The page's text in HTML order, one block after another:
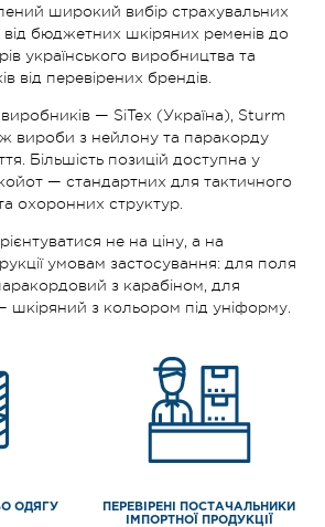
широкий вибір страхувальних
бюджетних шкіряних ременів до
українського виробництва та
від перевірених брендів.
— SiTex (Україна), Sturm
вироби з нейлону та паракорду
Більшість позицій доступна у
— стандартних для тактичного
охоронних структур.
не на ціну, а на
умовам застосування: для поля
з карабіном, для
з кольором під уніформу.
ОДЯГУ
ПЕРЕВІРЕНІ ПОСТАЧАЛЬНИКИ
ІМПОРТНОЇ ПРОДУКЦІЇ